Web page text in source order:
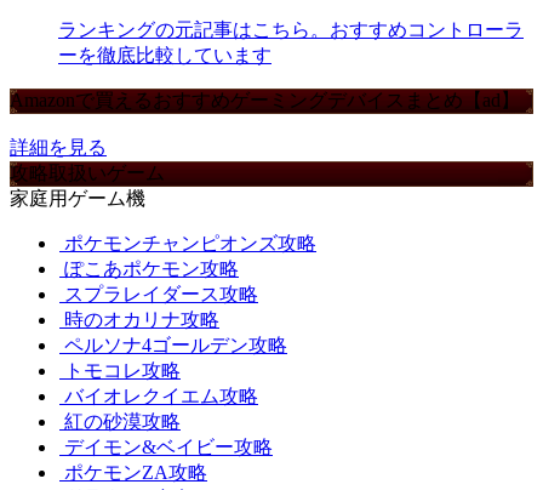
ランキングの元記事はこちら。おすすめコントローラ
ーを徹底比較しています
Amazonで買えるおすすめゲーミングデバイスまとめ【ad】
詳細を見る
攻略取扱いゲーム
家庭用ゲーム機
ポケモンチャンピオンズ攻略
ぽこあポケモン攻略
スプラレイダース攻略
時のオカリナ攻略
ペルソナ4ゴールデン攻略
トモコレ攻略
バイオレクイエム攻略
紅の砂漠攻略
デイモン&ベイビー攻略
ポケモンZA攻略